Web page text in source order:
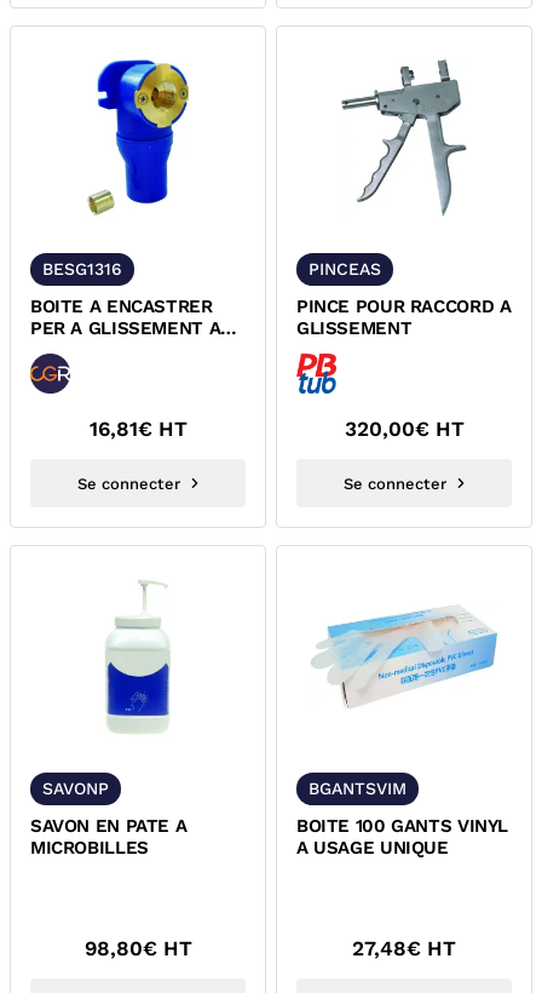
BESG1316
BOITE A ENCASTRER
PER A GLISSEMENT A
VISSER FEMELLE
DYNAFLU
16,81€ HT
Se connecter
PINCEAS
PINCE POUR RACCORD A
GLISSEMENT
320,00€ HT
Se connecter
SAVONP
SAVON EN PATE A
MICROBILLES
98,80€ HT
BGANTSVIM
BOITE 100 GANTS VINYL
A USAGE UNIQUE
27,48€ HT